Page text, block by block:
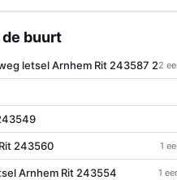
buurt
letsel Arnhem Rit 243587 22
243560 1
Arnhem Rit 243554 1